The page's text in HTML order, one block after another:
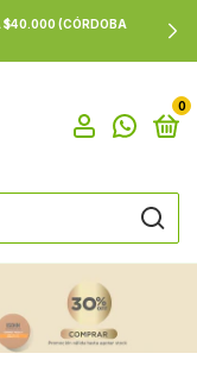
$40.000 (CÓRDOBA
0